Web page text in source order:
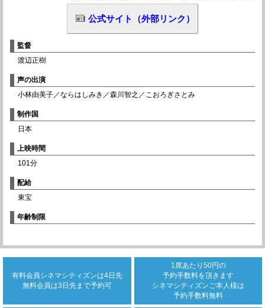
公式サイト（外部リンク）
監督
渡辺正樹
声の出演
小林由美子／ならはしみき／森川智之／こおろぎさとみ
制作国
日本
上映時間
101分
配給
東宝
年齢制限
有料会員シネマシティズンは4日先
無料会員は3日先まで予約可
1席あたり50円の
予約手数料を頂きます
シネマシティズンご本人様は
予約手数料無料